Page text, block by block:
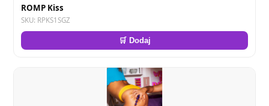
ROMP Kiss
SKU: RPKS1SGZ
🛒 Dodaj